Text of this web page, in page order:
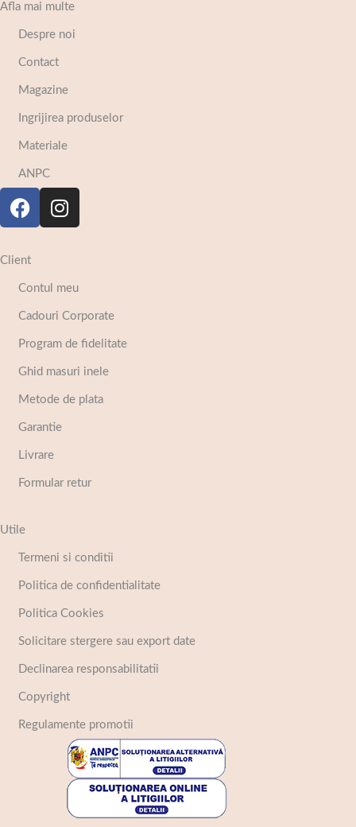
Afla mai multe
Despre noi
Contact
Magazine
Ingrijirea produselor
Materiale
ANPC
Client
Contul meu
Cadouri Corporate
Program de fidelitate
Ghid masuri inele
Metode de plata
Garantie
Livrare
Formular retur
Utile
Termeni si conditii
Politica de confidentialitate
Politica Cookies
Solicitare stergere sau export date
Declinarea responsabilitatii
Copyright
Regulamente promotii